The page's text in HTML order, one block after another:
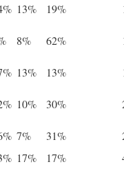
13% 19%
8% 62%
13% 13%
10% 30%
7% 31%
17% 17%